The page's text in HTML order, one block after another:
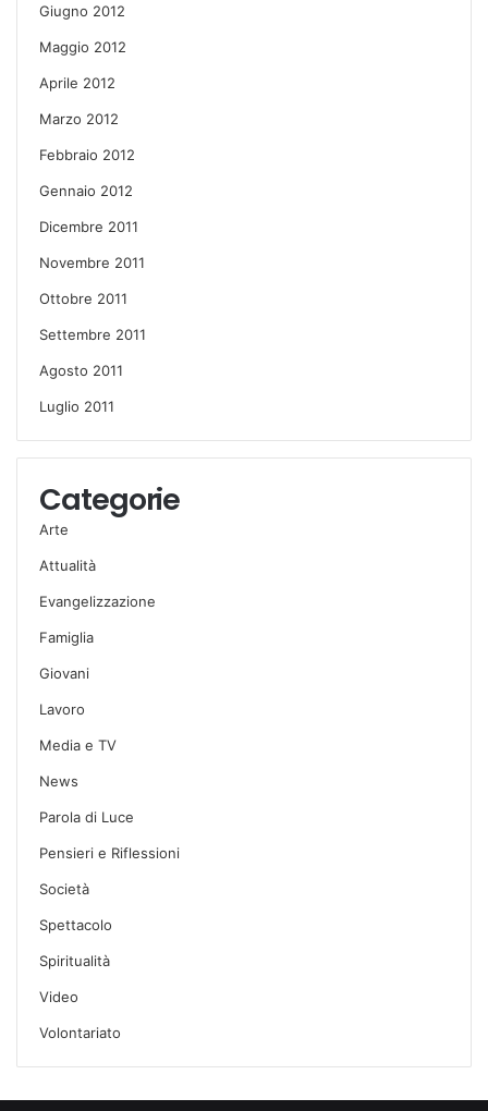
Giugno 2012
Maggio 2012
Aprile 2012
Marzo 2012
Febbraio 2012
Gennaio 2012
Dicembre 2011
Novembre 2011
Ottobre 2011
Settembre 2011
Agosto 2011
Luglio 2011
Categorie
Arte
Attualità
Evangelizzazione
Famiglia
Giovani
Lavoro
Media e TV
News
Parola di Luce
Pensieri e Riflessioni
Società
Spettacolo
Spiritualità
Video
Volontariato